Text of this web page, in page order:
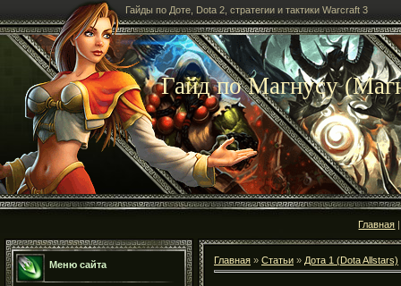
Гайды по Доте, Dota 2, стратегии и тактики Warcraft 3
Гайд по Магнусу
Главная
Меню сайта Главная » Статьи » Дота 1 (Dota Allstars)